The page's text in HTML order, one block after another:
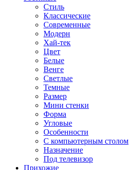
Стиль
Классические
Современные
Модерн
Хай-тек
Цвет
Белые
Венге
Светлые
Темные
Размер
Мини стенки
Форма
Угловые
Особенности
С компьютерным столом
Назначение
Под телевизор
Прихожие